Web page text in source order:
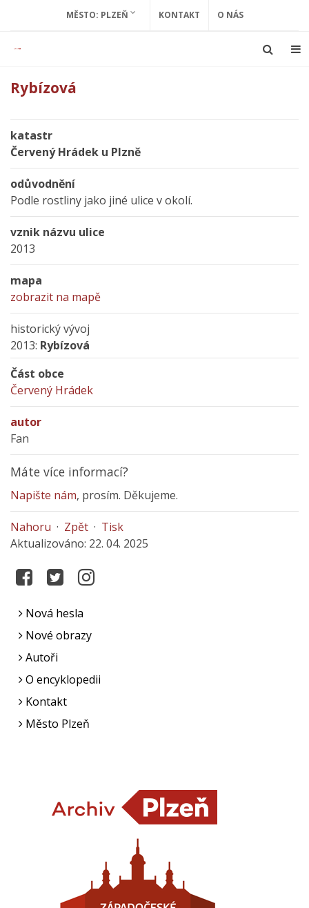
MĚSTO: PLZEŇ KONTAKT O NÁS
Rybízová
katastr
Červený Hrádek u Plzně
odůvodnění
Podle rostliny jako jiné ulice v okolí.
vznik názvu ulice
2013
mapa
zobrazit na mapě
historický vývoj
2013: Rybízová
Část obce
Červený Hrádek
autor
Fan
Máte více informací?
Napište nám, prosím. Děkujeme.
Nahoru · Zpět · Tisk
Aktualizováno: 22. 04. 2025
Nová hesla
Nové obrazy
Autoři
O encyklopedii
Kontakt
Město Plzeň